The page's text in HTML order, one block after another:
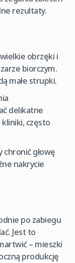
rezultaty.
obrzęki i
biorczym.
małe strupki.
delikatne
często
głowę
nakrycie
po zabiegu
Jest to
– mieszki
produkcję